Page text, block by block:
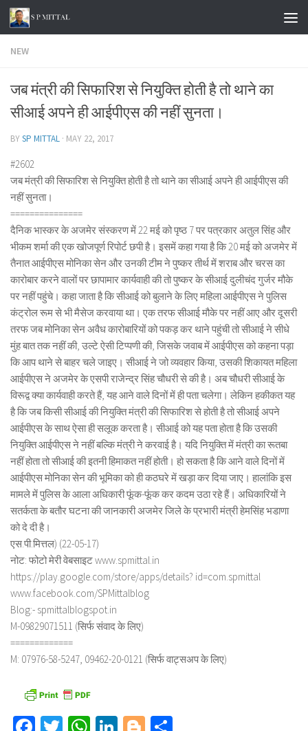
Skip to content
NEW
जब मंत्री की सिफारिश से नियुक्ति होती है तो थाने का
सीआई अपने ही आईपीएस की नहीं सुनता।
BYSP MITTAL · MAY 22, 2017
#2602
जब मंत्री की सिफारिश से नियुक्ति होती है तो थाने का सीआई अपने ही आईपीएस की
नहीं सुनता।
===============
दैनिक भास्कर के अजमेर संस्करण में 22 मई को पृष्ठ 7 पर पत्रकार अतुल सिंह और
भीकम शर्मा की एक खोजपूर्ण रिपोर्ट छपी है। इसमें कहा गया है कि 20 मई को अजमेर में
तैनात आईपीएस मोनिका सेन और उनकी टीम ने पुष्कर तीर्थ में शराब और चरस का
कारोबार करने वालों पर छापामार कार्यवाही की तो पुष्कर के सीआई दुलीचंद गुर्जर मौके
पर नहीं पहुंचे। कहा जाता है कि सीआई को बुलाने के लिए महिला आईपीएस ने पुलिस
कंट्रोल रूम से भी मैसेज करवाया था। एक तरफ सीआई मौके पर नहीं आए और दूसरी
तरफ जब मोनिका सेन अवैध कारोबारियों को पकड़ कर थाने पहुंची तो सीआई ने सीधे
मुंह बात तक नहीं की, उल्टे ऐसी टिप्पणी की, जिसके जवाब में आईपीएस को कहना पड़ा
कि आप थाने से बाहर चले जाइए। सीआई ने जो व्यवहार किया, उसकी शिकायत महिला
आईपीएस ने अजमेर के एसपी राजेन्द्र सिंह चौधरी से की है। अब चौधरी सीआई के
विरूद्व क्या कार्यवाही करते हैं, यह आने वाले दिनों में ही पता चलेगा। लेकिन हकीकत यह
है कि जब किसी सीआई की नियुक्ति मंत्री की सिफारिश से होती है तो सीआई अपने
आईपीएस के साथ ऐसा ही सलूक करता है। सीआई को यह पता होता है कि उसकी
नियुक्ति आईपीएस ने नहीं बल्कि मंत्री ने करवाई है। यदि नियुक्ति में मंत्री का रूतबा
नहीं होता तो सीआई की इतनी हिमाकत नहीं होती। हो सकता है कि आने वाले दिनों में
आईपीएस मोनिका सेन की भूमिका को ही कठघरे में खड़ा कर दिया जाए। हालांकि इस
मामले में पुलिस के आला अधिकारी फूंक-फूंक कर कदम उठा रहे हैं। अधिकारियों ने
सतर्कता के बतौर घटना की जानकारी अजमेर जिले के प्रभारी मंत्री हेमसिंह भडाणा
को दे दी है।
एस.पी.मित्तल) (22-05-17)
नोट: फोटो मेरी वेबसाइट www.spmittal.in
https://play.google.com/store/apps/details? id=com.spmittal
www.facebook.com/SPMittalblog
Blog:- spmittalblogspot.in
M-09829071511 (सिर्फ संवाद के लिए)
=============
M: 07976-58-5247, 09462-20-0121 (सिर्फ वाट्सअप के लिए)